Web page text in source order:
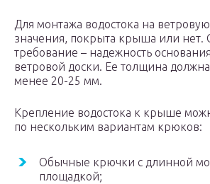
Для монтажа водостока на
значения, покрыта крыша или нет.
требование – надежность
ветровой доски. Ее толщина должна
менее 20-25 мм.
Крепление водостока к крыше
по нескольким вариантам крюков:
Обычные крючки с длинной
площадкой;